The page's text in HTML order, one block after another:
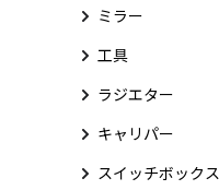
ミラー
工具
ラジエター
キャリパー
スイッチボックス